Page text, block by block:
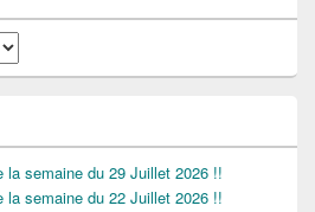
semaine du 29 Juillet 2026 !!
semaine du 22 Juillet 2026 !!